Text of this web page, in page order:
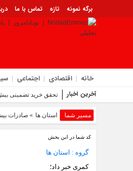
برگه نمونه تازه تماس با ما
خانه اقتصادی اجتماعی
آخرین اخبار تحقق خرید تضمینی بیش از ۲۴۵ هزار تن گندم در ایلام با افزایش ۱۷
مسیر شما استان ها » صادرات بیش از ۶۹۵ میلیون دلار از مهران انجام شد | افزایش ۴۲ درصدی
کد شما در این بخش
گروه : استان ها
کمری خبر داد؛